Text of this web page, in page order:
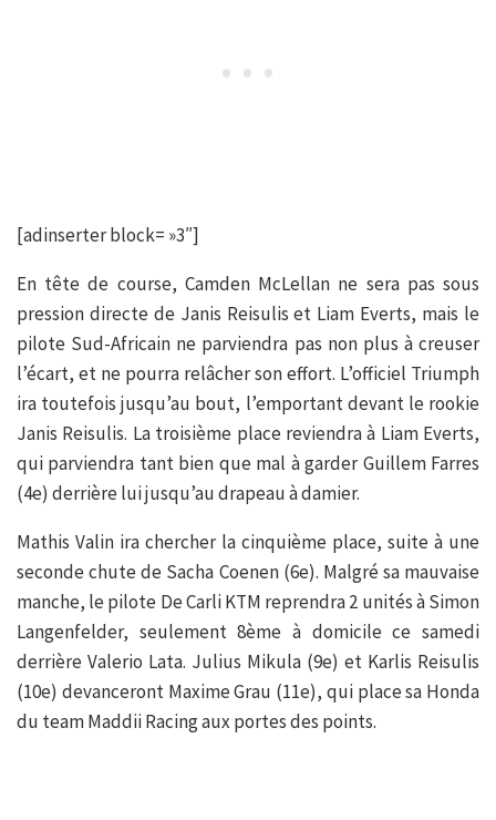
[adinserter block= »3″]
En tête de course, Camden McLellan ne sera pas sous
pression directe de Janis Reisulis et Liam Everts, mais le
pilote Sud-Africain ne parviendra pas non plus à creuser
l’écart, et ne pourra relâcher son effort. L’officiel Triumph
ira toutefois jusqu’au bout, l’emportant devant le rookie
Janis Reisulis. La troisième place reviendra à Liam Everts,
qui parviendra tant bien que mal à garder Guillem Farres
(4e) derrière lui jusqu’au drapeau à damier.
Mathis Valin ira chercher la cinquième place, suite à une
seconde chute de Sacha Coenen (6e). Malgré sa mauvaise
manche, le pilote De Carli KTM reprendra 2 unités à Simon
Langenfelder, seulement 8ème à domicile ce samedi
derrière Valerio Lata. Julius Mikula (9e) et Karlis Reisulis
(10e) devanceront Maxime Grau (11e), qui place sa Honda
du team Maddii Racing aux portes des points.